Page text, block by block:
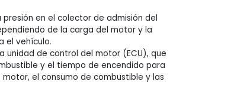
presión en el colector de admisión del
de la carga del motor y la
el vehículo.
unidad de control del motor (ECU), que
y el tiempo de encendido para
el consumo de combustible y las